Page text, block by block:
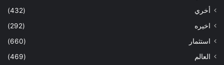
أخري
(432)
اخيره
(292)
استثمار
(660)
العالم
(469)